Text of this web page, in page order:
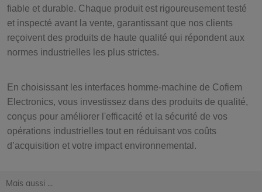
fiable et durable. Chaque produit est rigoureusement testé
et inspecté avant la vente, garantissant que nos clients
reçoivent des produits de haute qualité qui répondent aux
normes industrielles les plus strictes.
En choisissant les interfaces homme-machine de Cofiem
Electronics, vous investissez dans des produits de qualité,
conçus pour améliorer l'efficacité et la sécurité de vos
opérations industrielles tout en réduisant vos coûts
d’acquisition et votre impact environnemental.
Mais aussi ...